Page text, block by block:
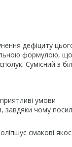
дефіциту
формулою, що
Сумісний з
умови
завдяки чому
смакові